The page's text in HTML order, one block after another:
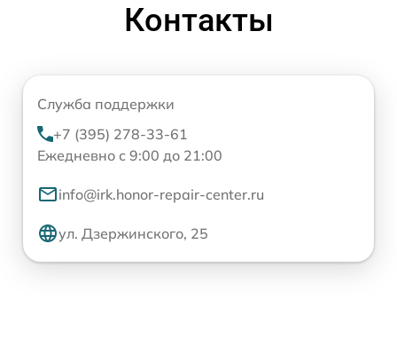
Контакты
Служба поддержки
+7 (395) 278-33-61
Ежедневно с 9:00 до 21:00
info@irk.honor-repair-center.ru
ул. Дзержинского, 25